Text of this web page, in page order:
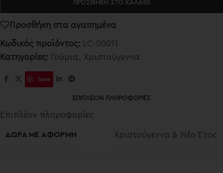
ΠΡΟΣΘΉΚΗ ΣΤΟ ΚΑΛΆΘΙ
Προσθήκη στα αγαπημένα
Κωδικός προϊόντος: LC-00011
Κατηγορίες: Γούρια, Χριστούγεννα
Save
ΕΠΙΠΛΈΟΝ ΠΛΗΡΟΦΟΡΊΕΣ
Επιπλέον πληροφορίες
ΔΩΡΑ ΜΕ ΑΦΟΡΜΗ Χριστούγεννα & Νέο Έτος